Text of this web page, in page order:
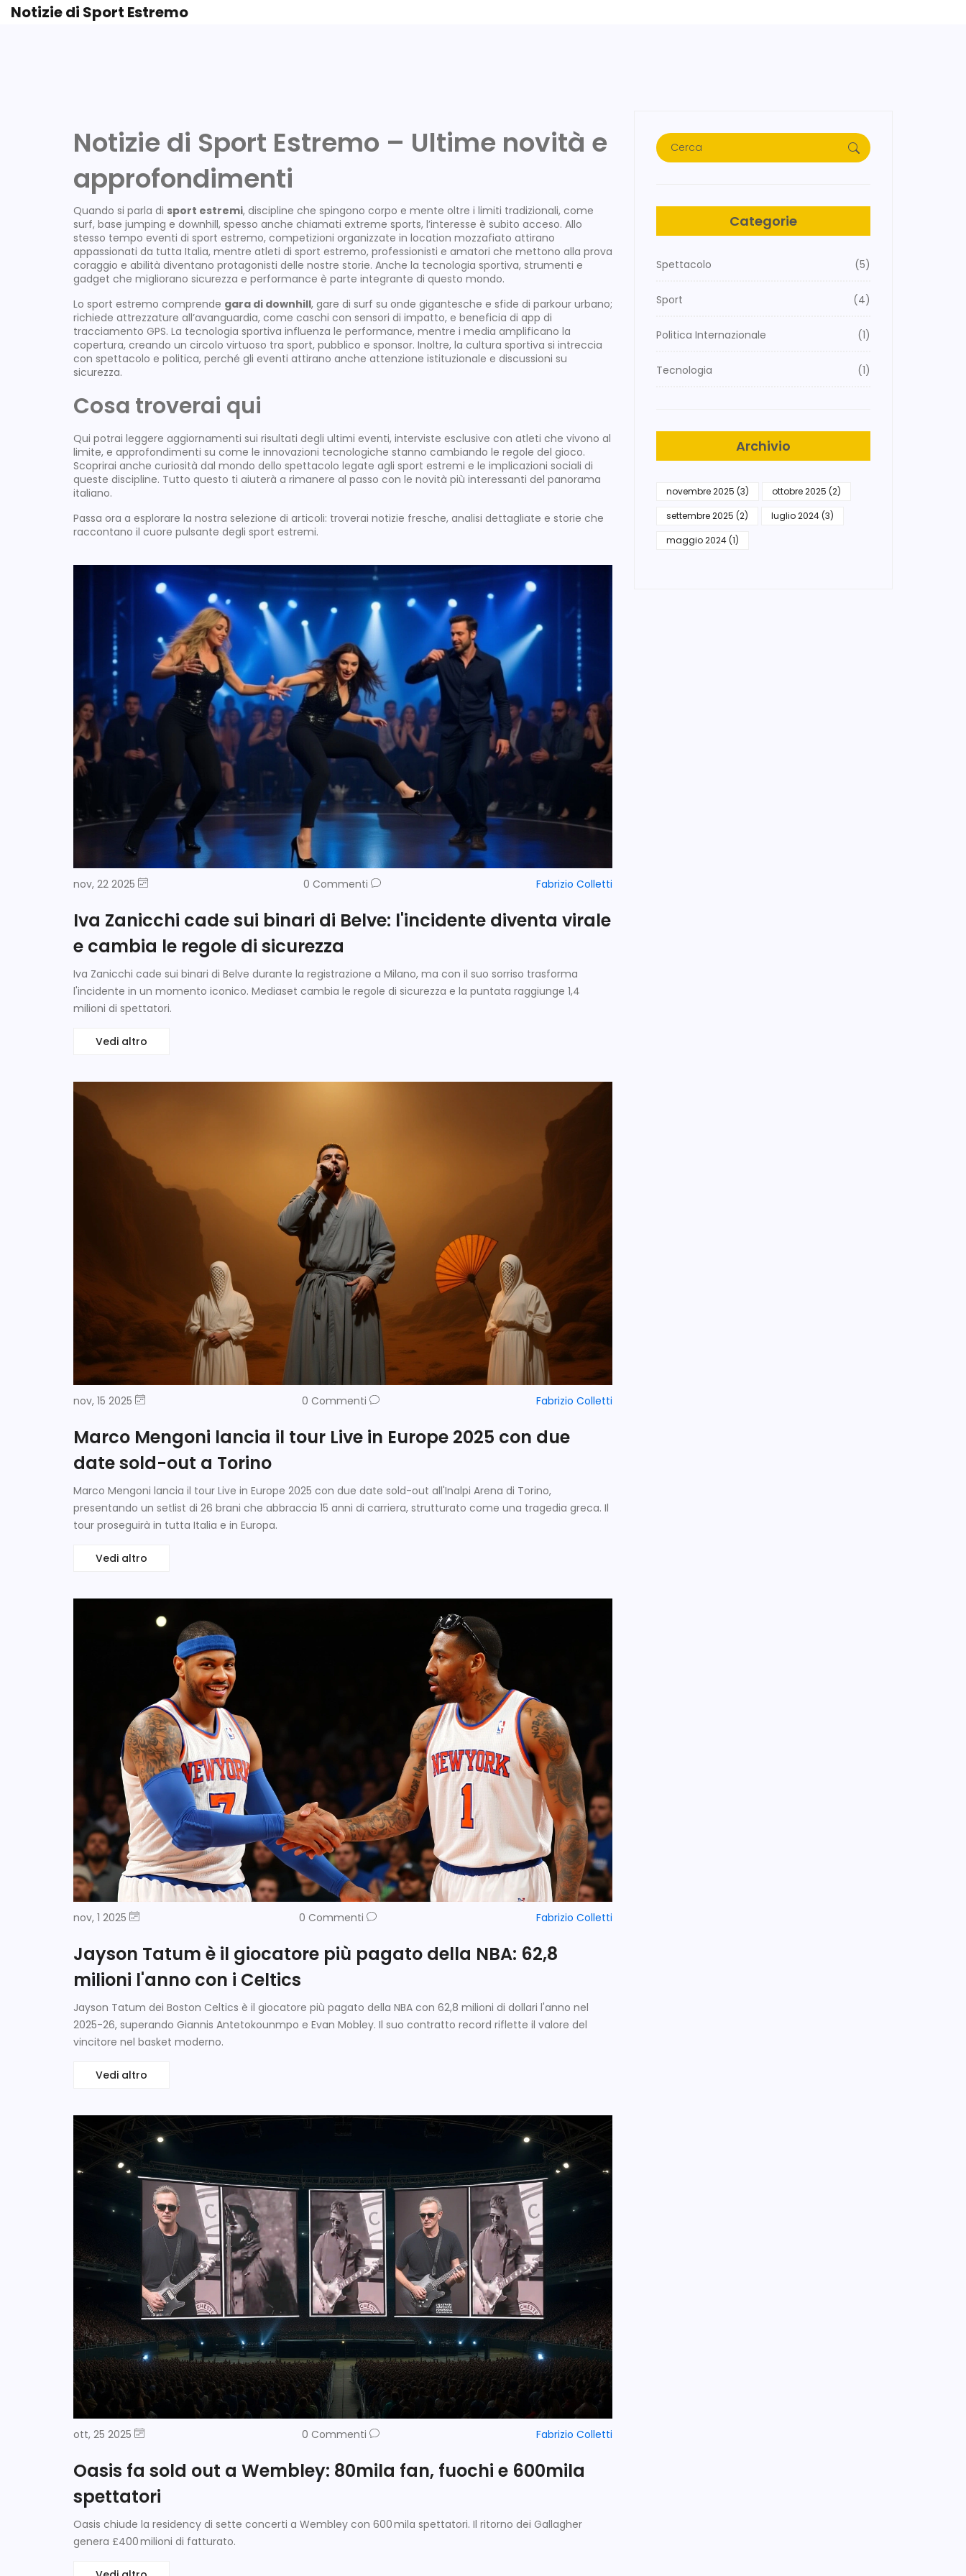
Notizie di Sport Estremo
Notizie di Sport Estremo – Ultime novità e
approfondimenti
Quando si parla di sport estremi, discipline che spingono corpo e mente oltre i limiti tradizionali, come
surf, base jumping e downhill, spesso anche chiamati extreme sports, l’interesse è subito acceso. Allo
stesso tempo eventi di sport estremo, competizioni organizzate in location mozzafiato attirano
appassionati da tutta Italia, mentre atleti di sport estremo, professionisti e amatori che mettono alla prova
coraggio e abilità diventano protagonisti delle nostre storie. Anche la tecnologia sportiva, strumenti e
gadget che migliorano sicurezza e performance è parte integrante di questo mondo.
Lo sport estremo comprende gara di downhill, gare di surf su onde gigantesche e sfide di parkour urbano;
richiede attrezzature all’avanguardia, come caschi con sensori di impatto, e beneficia di app di
tracciamento GPS. La tecnologia sportiva influenza le performance, mentre i media amplificano la
copertura, creando un circolo virtuoso tra sport, pubblico e sponsor. Inoltre, la cultura sportiva si intreccia
con spettacolo e politica, perché gli eventi attirano anche attenzione istituzionale e discussioni su
sicurezza.
Cosa troverai qui
Qui potrai leggere aggiornamenti sui risultati degli ultimi eventi, interviste esclusive con atleti che vivono al
limite, e approfondimenti su come le innovazioni tecnologiche stanno cambiando le regole del gioco.
Scoprirai anche curiosità dal mondo dello spettacolo legate agli sport estremi e le implicazioni sociali di
queste discipline. Tutto questo ti aiuterà a rimanere al passo con le novità più interessanti del panorama
italiano.
Passa ora a esplorare la nostra selezione di articoli: troverai notizie fresche, analisi dettagliate e storie che
raccontano il cuore pulsante degli sport estremi.
nov, 22 2025 0 Commenti Fabrizio Colletti
Iva Zanicchi cade sui binari di Belve: l'incidente diventa virale
e cambia le regole di sicurezza
Iva Zanicchi cade sui binari di Belve durante la registrazione a Milano, ma con il suo sorriso trasforma
l'incidente in un momento iconico. Mediaset cambia le regole di sicurezza e la puntata raggiunge 1,4
milioni di spettatori.
Vedi altro
nov, 15 2025 0 Commenti Fabrizio Colletti
Marco Mengoni lancia il tour Live in Europe 2025 con due
date sold-out a Torino
Marco Mengoni lancia il tour Live in Europe 2025 con due date sold-out all'Inalpi Arena di Torino,
presentando un setlist di 26 brani che abbraccia 15 anni di carriera, strutturato come una tragedia greca. Il
tour proseguirà in tutta Italia e in Europa.
Vedi altro
nov, 1 2025 0 Commenti Fabrizio Colletti
Jayson Tatum è il giocatore più pagato della NBA: 62,8
milioni l'anno con i Celtics
Jayson Tatum dei Boston Celtics è il giocatore più pagato della NBA con 62,8 milioni di dollari l'anno nel
2025-26, superando Giannis Antetokounmpo e Evan Mobley. Il suo contratto record riflette il valore del
vincitore nel basket moderno.
Vedi altro
ott, 25 2025 0 Commenti Fabrizio Colletti
Oasis fa sold out a Wembley: 80mila fan, fuochi e 600mila
spettatori
Oasis chiude la residency di sette concerti a Wembley con 600 mila spettatori. Il ritorno dei Gallagher
genera £400 milioni di fatturato.
Categorie
Spettacolo (5)
Sport (4)
Politica Internazionale (1)
Tecnologia (1)
Archivio
novembre 2025 (3) ottobre 2025 (2)
settembre 2025 (2) luglio 2024(3)
maggio 2024(1)